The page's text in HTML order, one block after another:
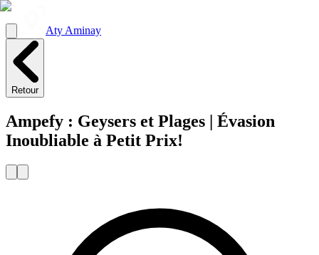
Aty Aminay
Retour
Ampefy : Geysers et Plages | Évasion
Inoubliable à Petit Prix!